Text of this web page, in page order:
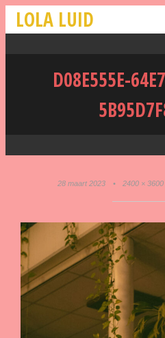
LOLA LUID
D08E555E-
28 maart 2023 • 2400 × 3600